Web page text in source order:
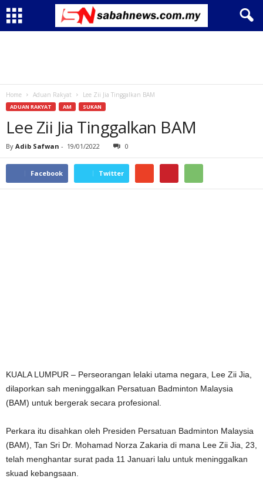
Home Aduan Rakyat Lee Zii Jia Tinggalkan BAM
ADUAN RAKYAT AM SUKAN
Lee Zii Jia Tinggalkan BAM
By Adib Safwan - 19/01/2022 0
Facebook Twitter
KUALA LUMPUR – Perseorangan lelaki utama negara, Lee Zii Jia,
dilaporkan sah meninggalkan Persatuan Badminton Malaysia
(BAM) untuk bergerak secara profesional.
Perkara itu disahkan oleh Presiden Persatuan Badminton Malaysia
(BAM), Tan Sri Dr. Mohamad Norza Zakaria di mana Lee Zii Jia, 23,
telah menghantar surat pada 11 Januari lalu untuk meninggalkan
skuad kebangsaan.